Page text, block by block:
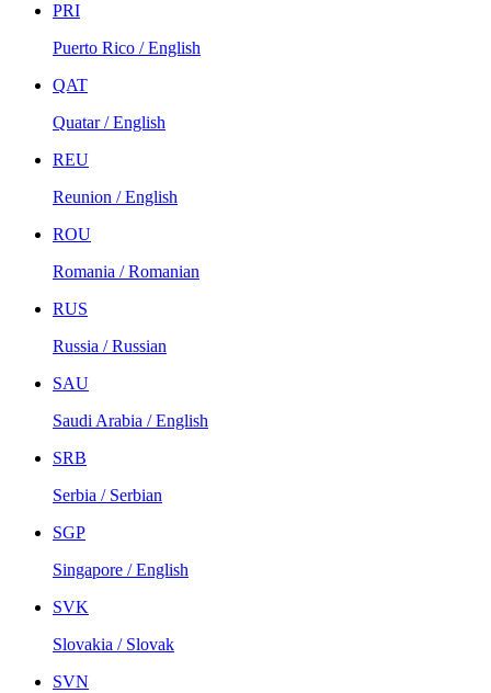
PRI
Puerto Rico / English
QAT
Quatar / English
REU
Reunion / English
ROU
Romania / Romanian
RUS
Russia / Russian
SAU
Saudi Arabia / English
SRB
Serbia / Serbian
SGP
Singapore / English
SVK
Slovakia / Slovak
SVN